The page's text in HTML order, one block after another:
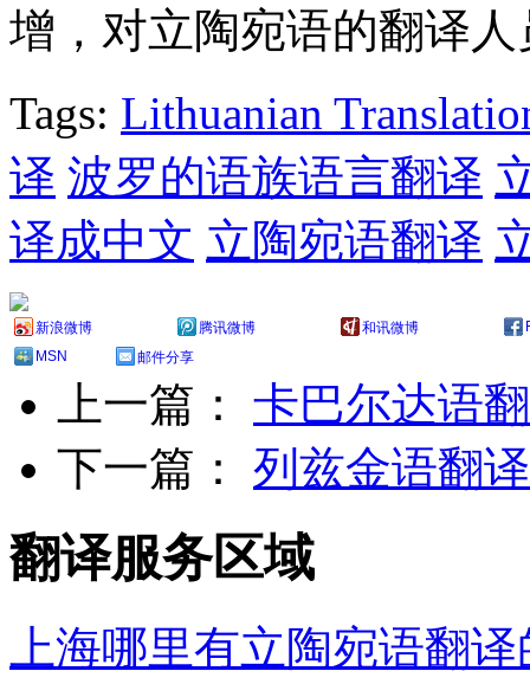
增，对立陶宛语的翻译
Tags: Lithuanian
译 波罗的语族语言翻译
译成中文 立陶宛语翻译
新浪微博 腾讯微博 和讯微博
MSN
邮件分享
上一篇： 卡巴尔达语
下一篇： 列兹金语翻译
翻译服务区域
上海哪里有立陶宛语翻